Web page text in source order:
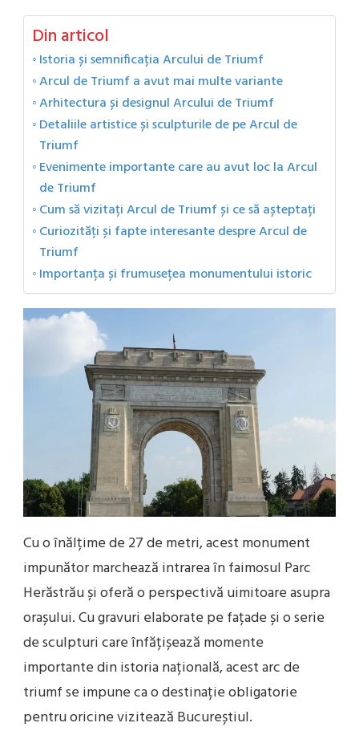
Din articol
Istoria și semnificația Arcului de Triumf
Arcul de Triumf a avut mai multe variante
Arhitectura și designul Arcului de Triumf
Detaliile artistice și sculpturile de pe Arcul de
Triumf
Evenimente importante care au avut loc la Arcul
de Triumf
Cum să vizitați Arcul de Triumf și ce să așteptați
Curiozități și fapte interesante despre Arcul de
Triumf
Importanța și frumusețea monumentului istoric
Cu o înălțime de 27 de metri, acest monument
impunător marchează intrarea în faimosul Parc
Herăstrău și oferă o perspectivă uimitoare asupra
orașului. Cu gravuri elaborate pe fațade și o serie
de sculpturi care înfățișează momente
importante din istoria națională, acest arc de
triumf se impune ca o destinație obligatorie
pentru oricine vizitează Bucureștiul.